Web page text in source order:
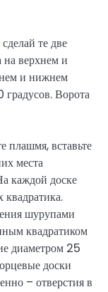
те две
верхнем и
и нижнем
градусов. Ворота
плашмя, вставьте
места
каждой доске
шурупами
квадратиком
диаметром 25
доски
– отверстия в